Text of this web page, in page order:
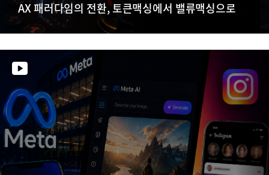
AX 패러다임의 전환, 토큰맥싱에서 밸류맥싱으로